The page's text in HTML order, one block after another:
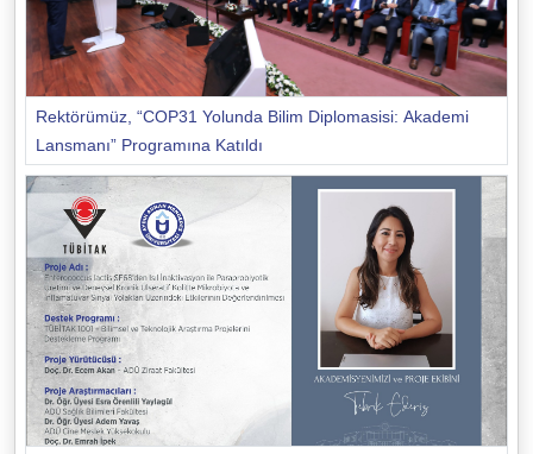
Rektörümüz, “COP31 Yolunda Bilim Diplomasisi: Akademi
Lansmanı” Programına Katıldı